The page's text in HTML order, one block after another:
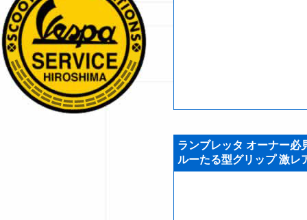
ランブレッタ オーナー必
ルーたる型グリップ 激レ